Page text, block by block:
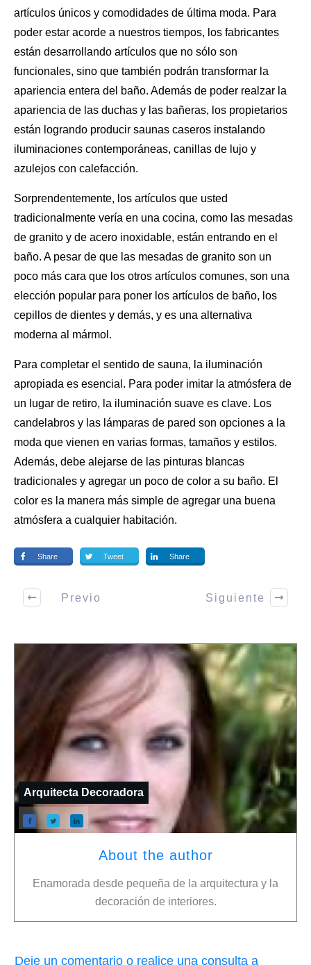
artículos únicos y comodidades de última moda. Para
poder estar acorde a nuestros tiempos, los fabricantes
están desarrollando artículos que no sólo son
funcionales, sino que también podrán transformar la
apariencia entera del baño. Además de poder realzar la
apariencia de las duchas y las bañeras, los propietarios
están logrando producir saunas caseros instalando
iluminaciones contemporáneas, canillas de lujo y
azulejos con calefacción.
Sorprendentemente, los artículos que usted
tradicionalmente vería en una cocina, como las mesadas
de granito y de acero inoxidable, están entrando en el
baño. A pesar de que las mesadas de granito son un
poco más cara que los otros artículos comunes, son una
elección popular para poner los artículos de baño, los
cepillos de dientes y demás, y es una alternativa
moderna al mármol.
Para completar el sentido de sauna, la iluminación
apropiada es esencial. Para poder imitar la atmósfera de
un lugar de retiro, la iluminación suave es clave. Los
candelabros y las lámparas de pared son opciones a la
moda que vienen en varias formas, tamaños y estilos.
Además, debe alejarse de las pinturas blancas
tradicionales y agregar un poco de color a su baño. El
color es la manera más simple de agregar una buena
atmósfera a cualquier habitación.
Share Tweet Share
Previo Siguiente
Arquitecta Decoradora
About the author
Enamorada desde pequeña de la arquitectura y la
decoración de interiores.
Deje un comentario o realice una consulta a